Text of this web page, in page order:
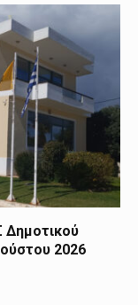
2026